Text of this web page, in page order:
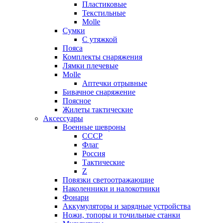
Пластиковые
Текстильные
Molle
Сумки
С утяжкой
Пояса
Комплекты снаряжения
Лямки плечевые
Molle
Аптечки отрывные
Бивачное снаряжение
Поясное
Жилеты тактические
Аксессуары
Военные шевроны
СССР
Флаг
Россия
Тактические
Z
Повязки светоотражающие
Наколенники и налокотники
Фонари
Аккумуляторы и зарядные устройства
Ножи, топоры и точильные станки